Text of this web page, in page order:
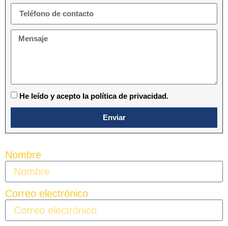
He leído y acepto la política de privacidad.
Enviar
Nombre
Correo electrónico